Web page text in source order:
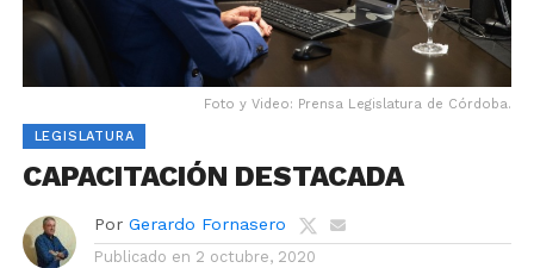
Foto y Video: Prensa Legislatura de Córdoba.
LEGISLATURA
CAPACITACIÓN DESTACADA
Por Gerardo Fornasero
Publicado en 2 octubre, 2020